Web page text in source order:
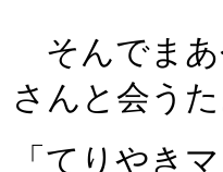
そんでまあ
さんと会う
「てりやき